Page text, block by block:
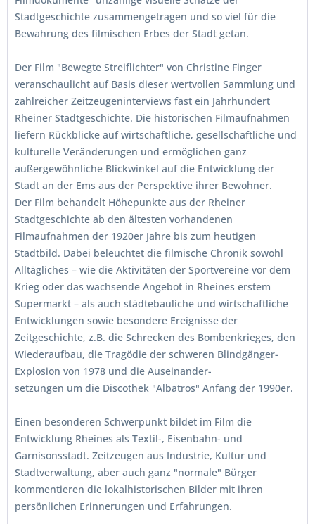
Stadtgeschichte zusammengetragen und so viel für die
Bewahrung des filmischen Erbes der Stadt getan.
Der Film "Bewegte Streiflichter" von Christine Finger
veranschaulicht auf Basis dieser wertvollen Sammlung und
zahlreicher Zeitzeugeninterviews fast ein Jahrhundert
Rheiner Stadtgeschichte. Die historischen Filmaufnahmen
liefern Rückblicke auf wirtschaftliche, gesellschaftliche und
kulturelle Veränderungen und ermöglichen ganz
außergewöhnliche Blickwinkel auf die Entwicklung der
Stadt an der Ems aus der Perspektive ihrer Bewohner.
Der Film behandelt Höhepunkte aus der Rheiner
Stadtgeschichte ab den ältesten vorhandenen
Filmaufnahmen der 1920er Jahre bis zum heutigen
Stadtbild. Dabei beleuchtet die filmische Chronik sowohl
Alltägliches – wie die Aktivitäten der Sportvereine vor dem
Krieg oder das wachsende Angebot in Rheines erstem
Supermarkt – als auch städtebauliche und wirtschaftliche
Entwicklungen sowie besondere Ereignisse der
Zeitgeschichte, z.B. die Schrecken des Bombenkrieges, den
Wiederaufbau, die Tragödie der schweren Blindgänger-
Explosion von 1978 und die Auseinander-
setzungen um die Discothek "Albatros" Anfang der 1990er.
Einen besonderen Schwerpunkt bildet im Film die
Entwicklung Rheines als Textil-, Eisenbahn- und
Garnisonsstadt. Zeitzeugen aus Industrie, Kultur und
Stadtverwaltung, aber auch ganz "normale" Bürger
kommentieren die lokalhistorischen Bilder mit ihren
persönlichen Erinnerungen und Erfahrungen.